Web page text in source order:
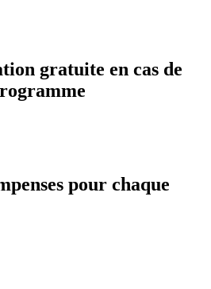
gratuite en cas de
pour chaque